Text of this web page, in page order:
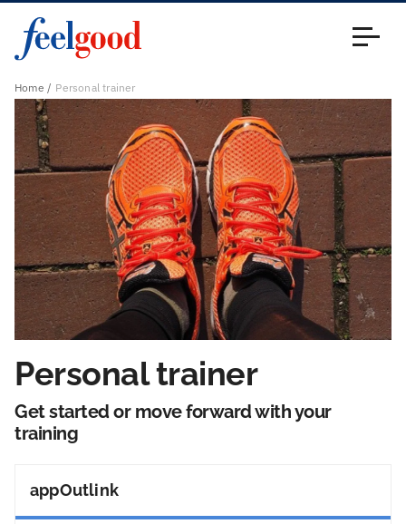
Home Personal trainer
Personal trainer
Get started or move forward with your
training
appOutlink